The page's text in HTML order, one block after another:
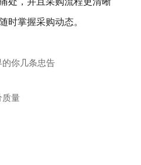
时掌握采购动态。
你几条忠告
质量